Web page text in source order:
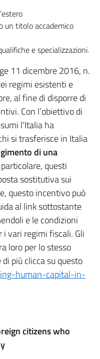
un titolo accademico
e specializzazioni.
11 dicembre 2016, n.
regimi esistenti e
al fine di disporre di
Con l’obiettivo di
l’Italia ha
si trasferisce in Italia
di una
questi
sostitutiva sui
questo incentivo può
al link sottostante
e le condizioni
vari regimi fiscali. Gli
loro per lo stesso
più clicca su questo
human-capital-in-
citizens who